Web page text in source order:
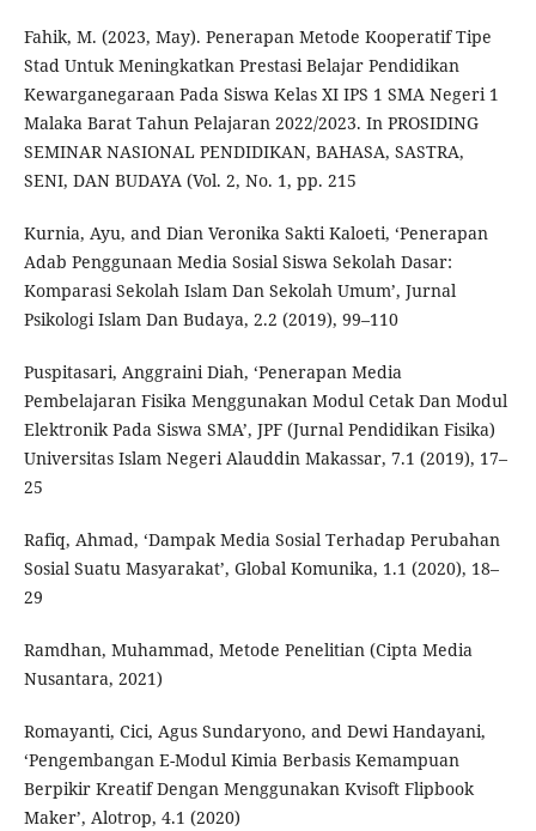
Fahik, M. (2023, May). Penerapan Metode Kooperatif Tipe
Stad Untuk Meningkatkan Prestasi Belajar Pendidikan
Kewarganegaraan Pada Siswa Kelas XI IPS 1 SMA Negeri 1
Malaka Barat Tahun Pelajaran 2022/2023. In PROSIDING
SEMINAR NASIONAL PENDIDIKAN, BAHASA, SASTRA,
SENI, DAN BUDAYA (Vol. 2, No. 1, pp. 215
Kurnia, Ayu, and Dian Veronika Sakti Kaloeti, ‘Penerapan
Adab Penggunaan Media Sosial Siswa Sekolah Dasar:
Komparasi Sekolah Islam Dan Sekolah Umum’, Jurnal
Psikologi Islam Dan Budaya, 2.2 (2019), 99–110
Puspitasari, Anggraini Diah, ‘Penerapan Media
Pembelajaran Fisika Menggunakan Modul Cetak Dan Modul
Elektronik Pada Siswa SMA’, JPF (Jurnal Pendidikan Fisika)
Universitas Islam Negeri Alauddin Makassar, 7.1 (2019), 17–
25
Rafiq, Ahmad, ‘Dampak Media Sosial Terhadap Perubahan
Sosial Suatu Masyarakat’, Global Komunika, 1.1 (2020), 18–
29
Ramdhan, Muhammad, Metode Penelitian (Cipta Media
Nusantara, 2021)
Romayanti, Cici, Agus Sundaryono, and Dewi Handayani,
‘Pengembangan E-Modul Kimia Berbasis Kemampuan
Berpikir Kreatif Dengan Menggunakan Kvisoft Flipbook
Maker’, Alotrop, 4.1 (2020)